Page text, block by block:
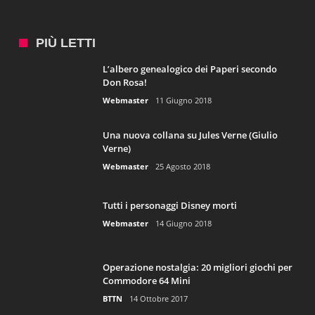
PIÙ LETTI
L’albero genealogico dei Paperi secondo
Don Rosa!
Webmaster 11 Giugno 2018
Una nuova collana su Jules Verne (Giulio
Verne)
Webmaster 25 Agosto 2018
Tutti i personaggi Disney morti
Webmaster 14 Giugno 2018
Operazione nostalgia: 20 migliori giochi per
Commodore 64 Mini
BTTN 14 Ottobre 2017